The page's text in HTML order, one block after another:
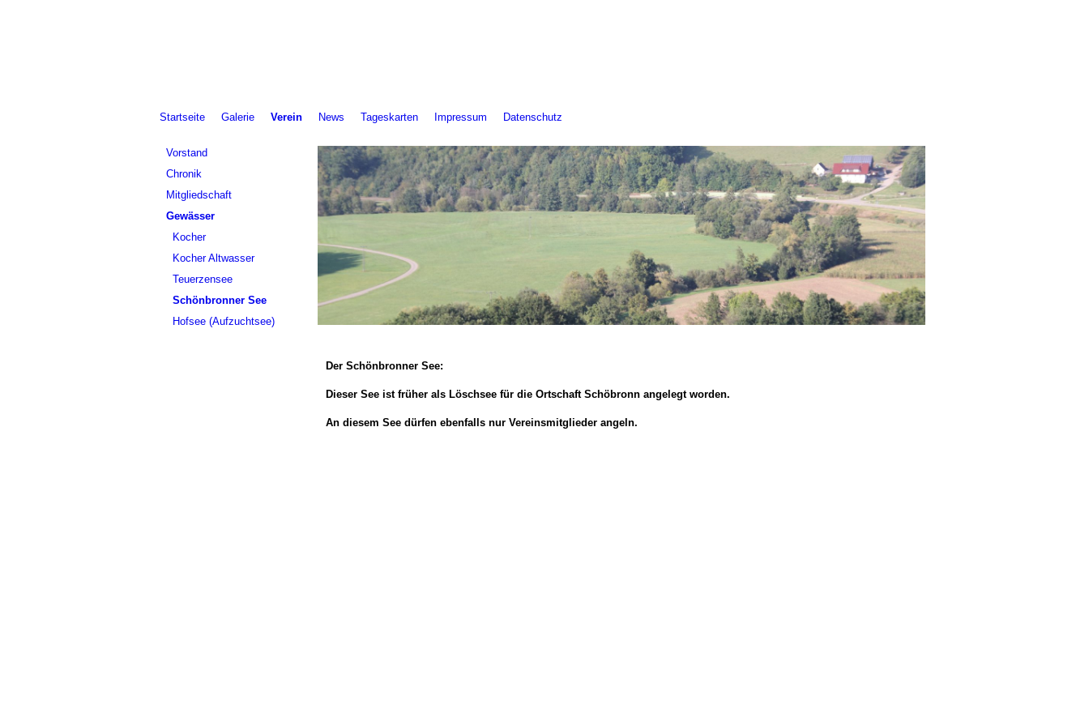
Startseite Galerie Verein News Tageskarten Impressum Datenschutz
Vorstand
Chronik
Mitgliedschaft
Gewässer
Kocher
Kocher Altwasser
Teuerzensee
Schönbronner See
Hofsee (Aufzuchtsee)
Der Schönbronner See:
Dieser See ist früher als Löschsee für die Ortschaft Schöbronn angelegt worden.
An diesem See dürfen ebenfalls nur Vereinsmitglieder angeln.